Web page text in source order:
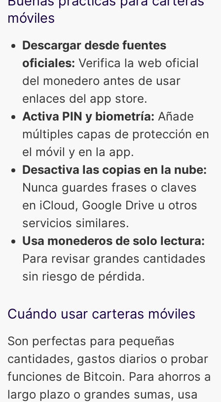
móviles
Descargar desde fuentes
oficiales: Verifica la web oficial
del monedero antes de usar
enlaces del app store.
Activa PIN y biometría: Añade
múltiples capas de protección en
el móvil y en la app.
Desactiva las copias en la nube:
Nunca guardes frases o claves
en iCloud, Google Drive u otros
servicios similares.
Usa monederos de solo lectura:
Para revisar grandes cantidades
sin riesgo de pérdida.
Cuándo usar carteras móviles
Son perfectas para pequeñas
cantidades, gastos diarios o probar
funciones de Bitcoin. Para ahorros a
largo plazo o grandes sumas, usa